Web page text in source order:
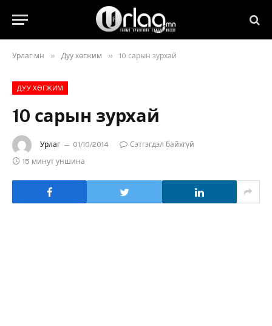
Урлаг.мн » Дуу хөгжим » 10 сарын зурхай
ДУУ ХӨГЖИМ
10 сарын зурхай
Урлаг 01/10/2014
Сэтгэгдэл байхгүй
15 минут уншина